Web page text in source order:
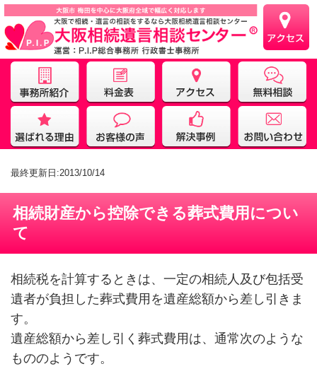
最終更新日:2013/10/14
相続財産から控除できる葬式費用につい
て
相続税を計算するときは、一定の相続人及び包括受
遺者が負担した葬式費用を遺産総額から差し引きま
す。
遺産総額から差し引く葬式費用は、通常次のような
もののようです。